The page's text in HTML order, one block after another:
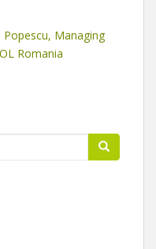
Popescu, Managing
Romania